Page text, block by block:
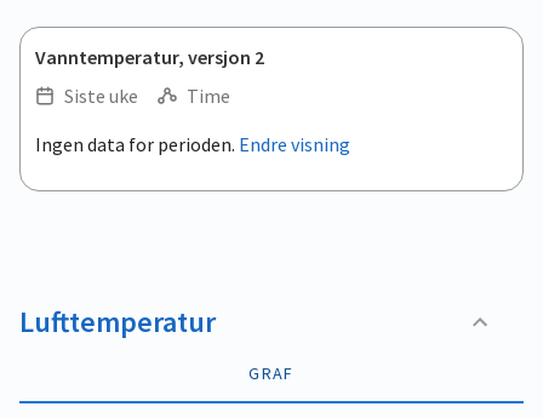
Vanntemperatur, versjon 2
Siste uke
Time
.
View as data table, .
Ingen data for perioden. Endre visning
Lufttemperatur
GRAF